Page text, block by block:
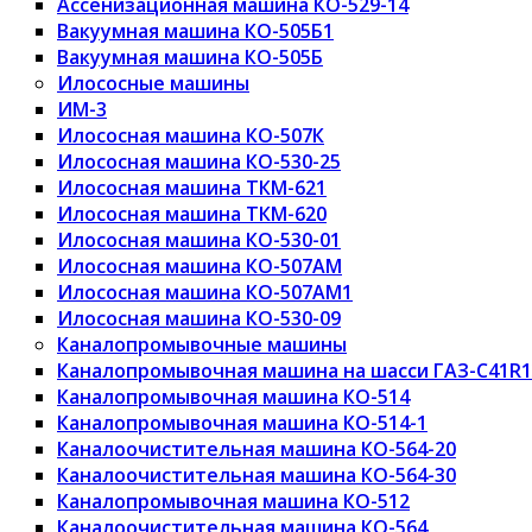
Вакуумная машина КО-505Б1
Вакуумная машина КО-505Б
Илососные машины
ИМ-3
Илососная машина КО-507К
Илососная машина КО-530-25
Илососная машина ТКМ-621
Илососная машина ТКМ-620
Илососная машина КО-530-01
Илососная машина КО-507АМ
Илососная машина КО-507АМ1
Илососная машина КО-530-09
Каналопромывочные машины
Каналопромывочная машина на шасси ГАЗ-
Каналопромывочная машина КО-514
Каналопромывочная машина КО-514-1
Каналоочистительная машина КО-564-20
Каналоочистительная машина КО-564-30
Каналопромывочная машина КО-512